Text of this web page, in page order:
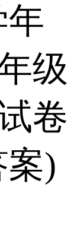
年
级
卷
)